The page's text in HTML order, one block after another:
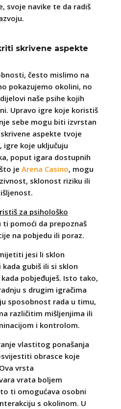
svoje navike te da radiš
skrivene aspekte
često mislimo na
pokazujemo okolini, no
naše psihe kojih
Upravo igre koje koristiš
sebe mogu biti izvrstan
aspekte tvoje
igre koje uključuju
poput igara dostupnih
je Arena Casino, mogu
sklonost riziku ili
za psihološko
ti pomoći da prepoznaš
na pobjedu ili poraz.
jesi li sklon
gubiš ili si sklon
pobjeđuješ. Isto tako,
s drugim igračima
sposobnost rada u timu,
različitim mišljenjima ili
i kontrolom.
vlastitog ponašanja
obrasce koje
vrsta
vrata boljem
ti omogućava osobni
s okolinom. U